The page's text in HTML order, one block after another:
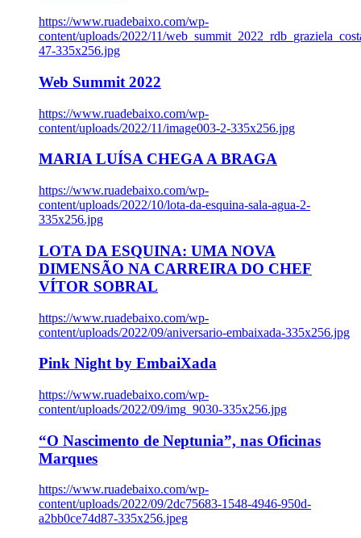
https://www.ruadebaixo.com/wp-
content/uploads/2022/11/
47-335x256.jpg
Web Summit 2022
https://www.ruadebaixo.com/wp-
content/uploads/2022/11/image003-2-335x256.jpg
MARIA LUÍSA CHEGA A BRAGA
https://www.ruadebaixo.com/wp-
content/uploads/2022/10/lota-da-esquina-sala-agua-2-
335x256.jpg
LOTA DA ESQUINA: UMA NOVA
DIMENSÃO NA CARREIRA DO CHEF
VÍTOR SOBRAL
https://www.ruadebaixo.com/wp-
content/uploads/2022/09/aniversario-embaixada-335x256.jpg
Pink Night by EmbaiXada
https://www.ruadebaixo.com/wp-
content/uploads/2022/09/img_9030-335x256.jpg
“O Nascimento de Neptunia”, nas Oficinas
Marques
https://www.ruadebaixo.com/wp-
content/uploads/2022/09/2dc75683-1548-4946-950d-
a2bb0ce74d87-335x256.jpeg